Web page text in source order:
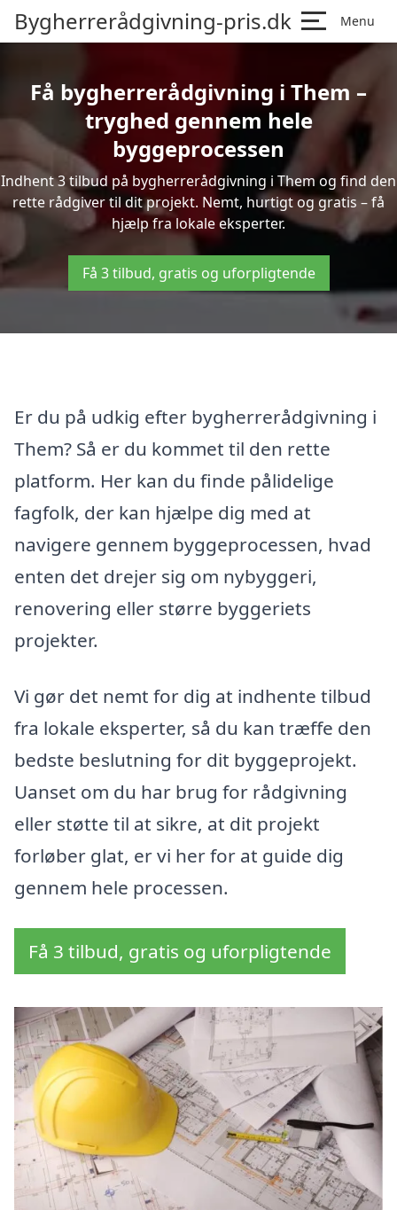
Bygherrerådgivning-pris.dk Menu
Få bygherrerådgivning i Them –
tryghed gennem hele
byggeprocessen
Indhent 3 tilbud på bygherrerådgivning i Them og find den
rette rådgiver til dit projekt. Nemt, hurtigt og gratis – få
hjælp fra lokale eksperter.
Få 3 tilbud, gratis og uforpligtende
Er du på udkig efter bygherrerådgivning i
Them? Så er du kommet til den rette
platform. Her kan du finde pålidelige
fagfolk, der kan hjælpe dig med at
navigere gennem byggeprocessen, hvad
enten det drejer sig om nybyggeri,
renovering eller større byggeriets
projekter.
Vi gør det nemt for dig at indhente tilbud
fra lokale eksperter, så du kan træffe den
bedste beslutning for dit byggeprojekt.
Uanset om du har brug for rådgivning
eller støtte til at sikre, at dit projekt
forløber glat, er vi her for at guide dig
gennem hele processen.
Få 3 tilbud, gratis og uforpligtende